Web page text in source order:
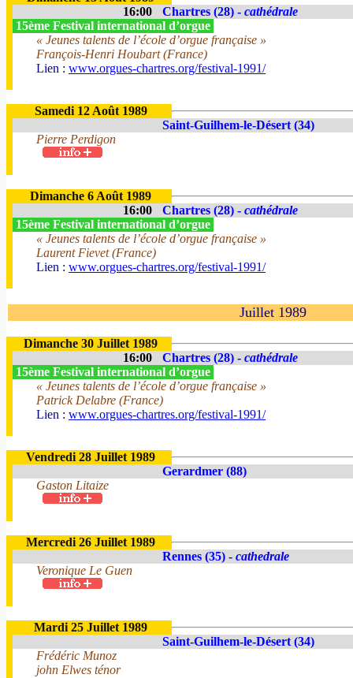
16:00
Chartres (28) - cathédrale
15ème Festival international d’orgue
« Jeunes talents de l’école d’orgue française »
François-Henri Houbart (France)
Lien : www.orgues-chartres.org/festival-1991/
Samedi 12 Août 1989
Saint-Guilhem-le-Désert (34)
Pierre Perdigon
Dimanche 6 Août 1989
16:00
Chartres (28) - cathédrale
15ème Festival international d’orgue
« Jeunes talents de l’école d’orgue française »
Laurent Fievet (France)
Lien : www.orgues-chartres.org/festival-1991/
Juillet 1989
Dimanche 30 Juillet 1989
16:00
Chartres (28) - cathédrale
15ème Festival international d’orgue
« Jeunes talents de l’école d’orgue française »
Patrick Delabre (France)
Lien : www.orgues-chartres.org/festival-1991/
Vendredi 28 Juillet 1989
Gerardmer (88)
Gaston Litaize
Mercredi 26 Juillet 1989
Rennes (35) - cathedrale
Veronique Le Guen
Mardi 25 Juillet 1989
Saint-Guilhem-le-Désert (34)
Frédéric Munoz
john Elwes ténor